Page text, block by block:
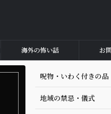
海外の怖い話 お
呪物・いわく付きの品
地域の禁忌・儀式